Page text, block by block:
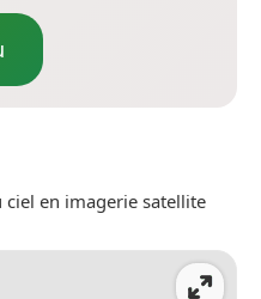
ciel en imagerie satellite